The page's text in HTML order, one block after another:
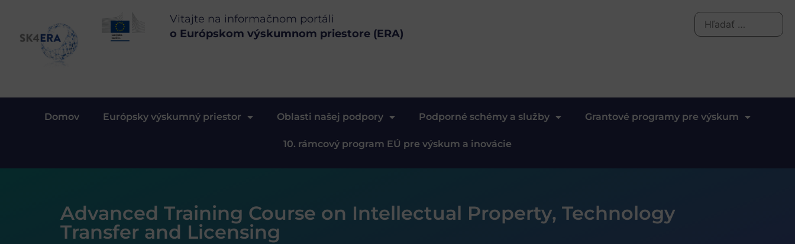
Vitajte na informačnom portáli
o Európskom výskumnom priestore (ERA)
Domov Európsky výskumný priestor Oblasti našej podpory Podporné schémy a služby Grantové programy pre výskum
10. rámcový program EÚ pre výskum a inovácie
Advanced Training Course on Intellectual Property, Technology
Transfer and Licensing